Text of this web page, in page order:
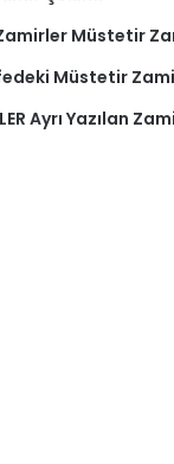
Müstetir
Müstetir
Ayrı Yazılan